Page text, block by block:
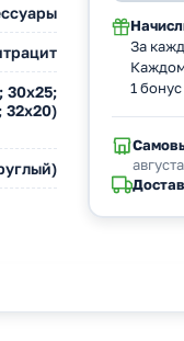
30х25;
32х20)
За
1
августа